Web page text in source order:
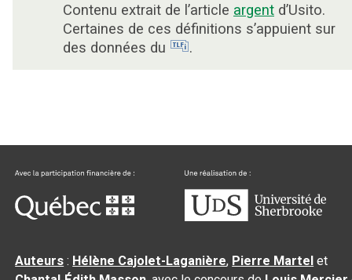
Contenu extrait de l’article argent d’Usito.
Certaines de ces définitions s’appuient sur
des données du
.
Auteurs : Hélène Cajolet-Laganière, Pierre Martel et